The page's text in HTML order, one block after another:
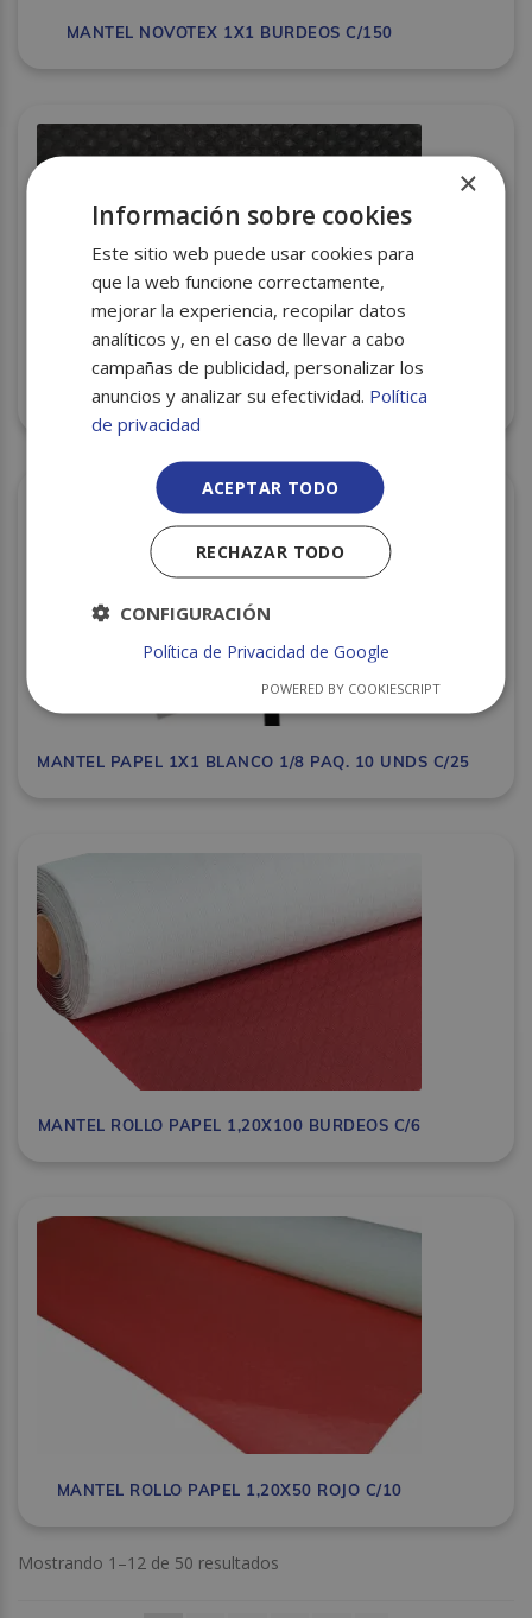
MANTEL NOVOTEX 1X1 BURDEOS C/150
MANTEL NOVOTEX 1X1 NEGRO C/150U
MANTEL PAPEL 1X1 BLANCO 1/8 PAQ. 10 UNDS C/25
MANTEL ROLLO PAPEL 1,20X100 BURDEOS C/6
MANTEL ROLLO PAPEL 1,20X50 ROJO C/10
Mostrando 1–12 de 50 resultados
×
Información sobre cookies
Este sitio web puede usar cookies para
que la web funcione correctamente,
mejorar la experiencia, recopilar datos
analíticos y, en el caso de llevar a cabo
campañas de publicidad, personalizar los
anuncios y analizar su efectividad. Política
de privacidad
ACEPTAR TODO
RECHAZAR TODO
CONFIGURACIÓN
Política de Privacidad de Google
POWERED BY COOKIESCRIPT